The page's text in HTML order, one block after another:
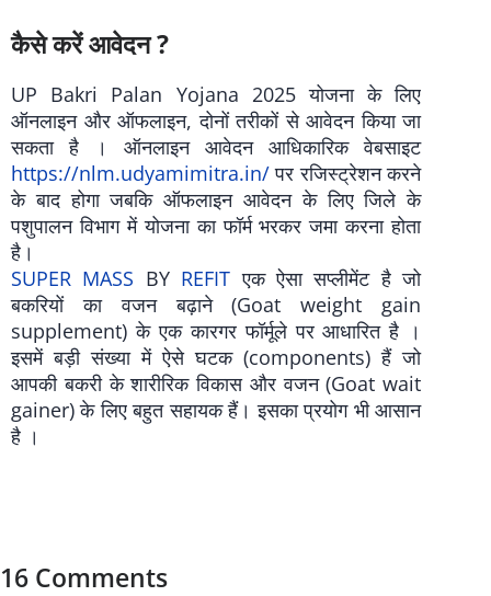
कैसे करें आवेदन ?
UP Bakri Palan Yojana 2025 योजना के लिए
ऑनलाइन और ऑफलाइन, दोनों तरीकों से आवेदन किया जा
सकता है । ऑनलाइन आवेदन आधिकारिक वेबसाइट
https://nlm.udyamimitra.in/पर रजिस्ट्रेशन करने
के बाद होगा जबकि ऑफलाइन आवेदन के लिए जिले के
पशुपालन विभाग में योजना का फॉर्म भरकर जमा करना होता
है।
SUPER MASS BY REFIT एक ऐसा सप्लीमेंट है जो
बकरियों का वजन बढ़ाने (Goat weight gain
supplement) के एक कारगर फॉर्मूले पर आधारित है ।
इसमें बड़ी संख्या में ऐसे घटक (components) हैं जो
आपकी बकरी के शारीरिक विकास और वजन (Goat wait
gainer) के लिए बहुत सहायक हैं। इसका प्रयोग भी आसान
है ।
16 Comments